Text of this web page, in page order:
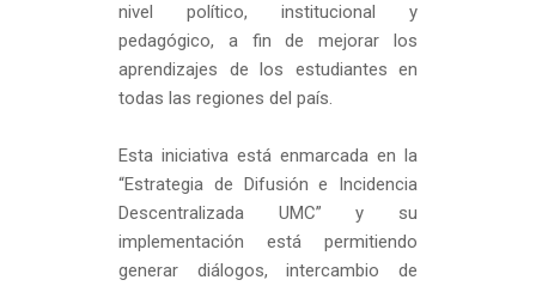
nivel político, institucional y
pedagógico, a fin de mejorar los
aprendizajes de los estudiantes en
todas las regiones del país.
Esta iniciativa está enmarcada en la
“Estrategia de Difusión e Incidencia
Descentralizada UMC” y su
implementación está permitiendo
generar diálogos, intercambio de